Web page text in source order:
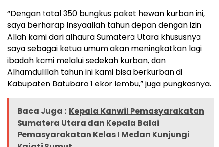
“Dengan total 350 bungkus paket hewan kurban ini,
saya berharap Insyaallah tahun depan dengan izin
Allah kami dari alhaura Sumatera Utara khususnya
saya sebagai ketua umum akan meningkatkan lagi
ibadah kami melalui sedekah kurban, dan
Alhamdulillah tahun ini kami bisa berkurban di
Kabupaten Batubara 1 ekor lembu,” juga pungkasnya.
Baca Juga : Kepala Kanwil Pemasyarakatan
Sumatera Utara dan Kepala Balai
Pemasyarakatan Kelas I Medan Kunjungi